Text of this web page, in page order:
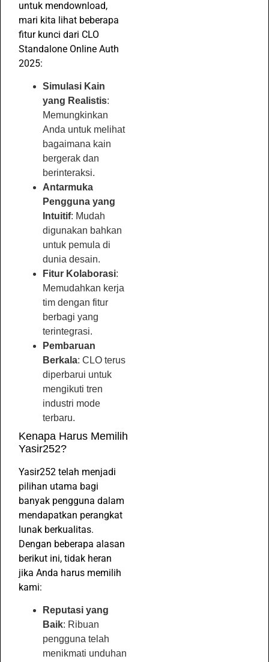
untuk mendownload,
mari kita lihat beberapa
fitur kunci dari CLO
Standalone Online Auth
2025:
Simulasi Kain
yang Realistis:
Memungkinkan
Anda untuk melihat
bagaimana kain
bergerak dan
berinteraksi.
Antarmuka
Pengguna yang
Intuitif: Mudah
digunakan bahkan
untuk pemula di
dunia desain.
Fitur Kolaborasi:
Memudahkan kerja
tim dengan fitur
berbagi yang
terintegrasi.
Pembaruan
Berkala: CLO terus
diperbarui untuk
mengikuti tren
industri mode
terbaru.
Kenapa Harus Memilih
Yasir252?
Yasir252 telah menjadi
pilihan utama bagi
banyak pengguna dalam
mendapatkan perangkat
lunak berkualitas.
Dengan beberapa alasan
berikut ini, tidak heran
jika Anda harus memilih
kami:
Reputasi yang
Baik: Ribuan
pengguna telah
menikmati unduhan